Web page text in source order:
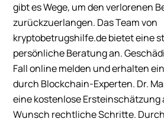
gibt es Wege, um den verlorenen
zurückzuerlangen. Das Team von
kryptobetrugshilfe.de bietet eine
persönliche Beratung an.
Fall online melden und erhalten
durch Blockchain-Experten. Dr.
eine kostenlose
Wunsch rechtliche Schritte.